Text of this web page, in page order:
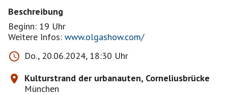
Beschreibung
Beginn: 19 Uhr
Weitere Infos: www.olgashow.com/
Do., 20.06.2024, 18:30 Uhr
Kulturstrand der urbanauten, Corneliusbrücke
München